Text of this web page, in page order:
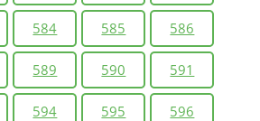
584 585 586
589 590 591
594 595 596